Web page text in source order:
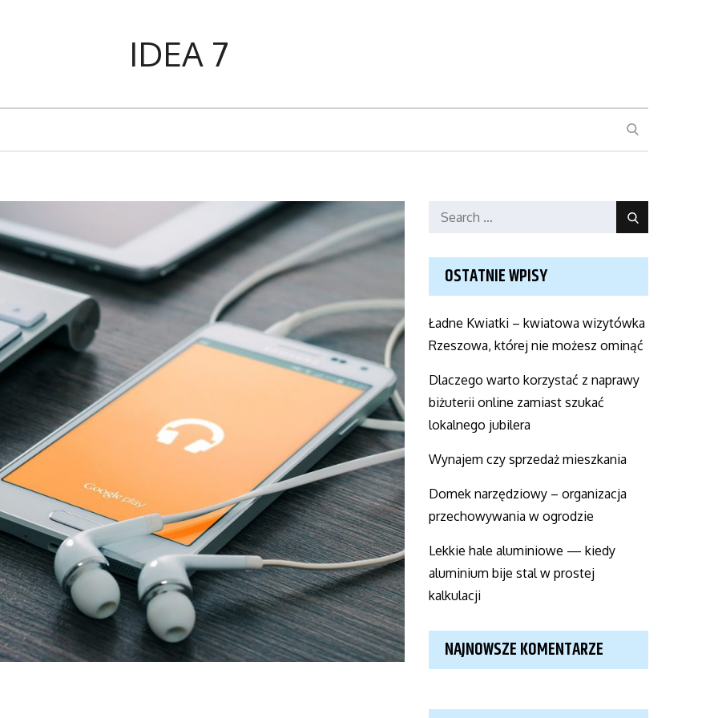
IDEA 7
SEARCH
Search
Search
OSTATNIE WPISY
Ładne Kwiatki – kwiatowa wizytówka
Rzeszowa, której nie możesz ominąć
Dlaczego warto korzystać z naprawy
biżuterii online zamiast szukać
lokalnego jubilera
Wynajem czy sprzedaż mieszkania
Domek narzędziowy – organizacja
przechowywania w ogrodzie
Lekkie hale aluminiowe — kiedy
aluminium bije stal w prostej
kalkulacji
NAJNOWSZE KOMENTARZE